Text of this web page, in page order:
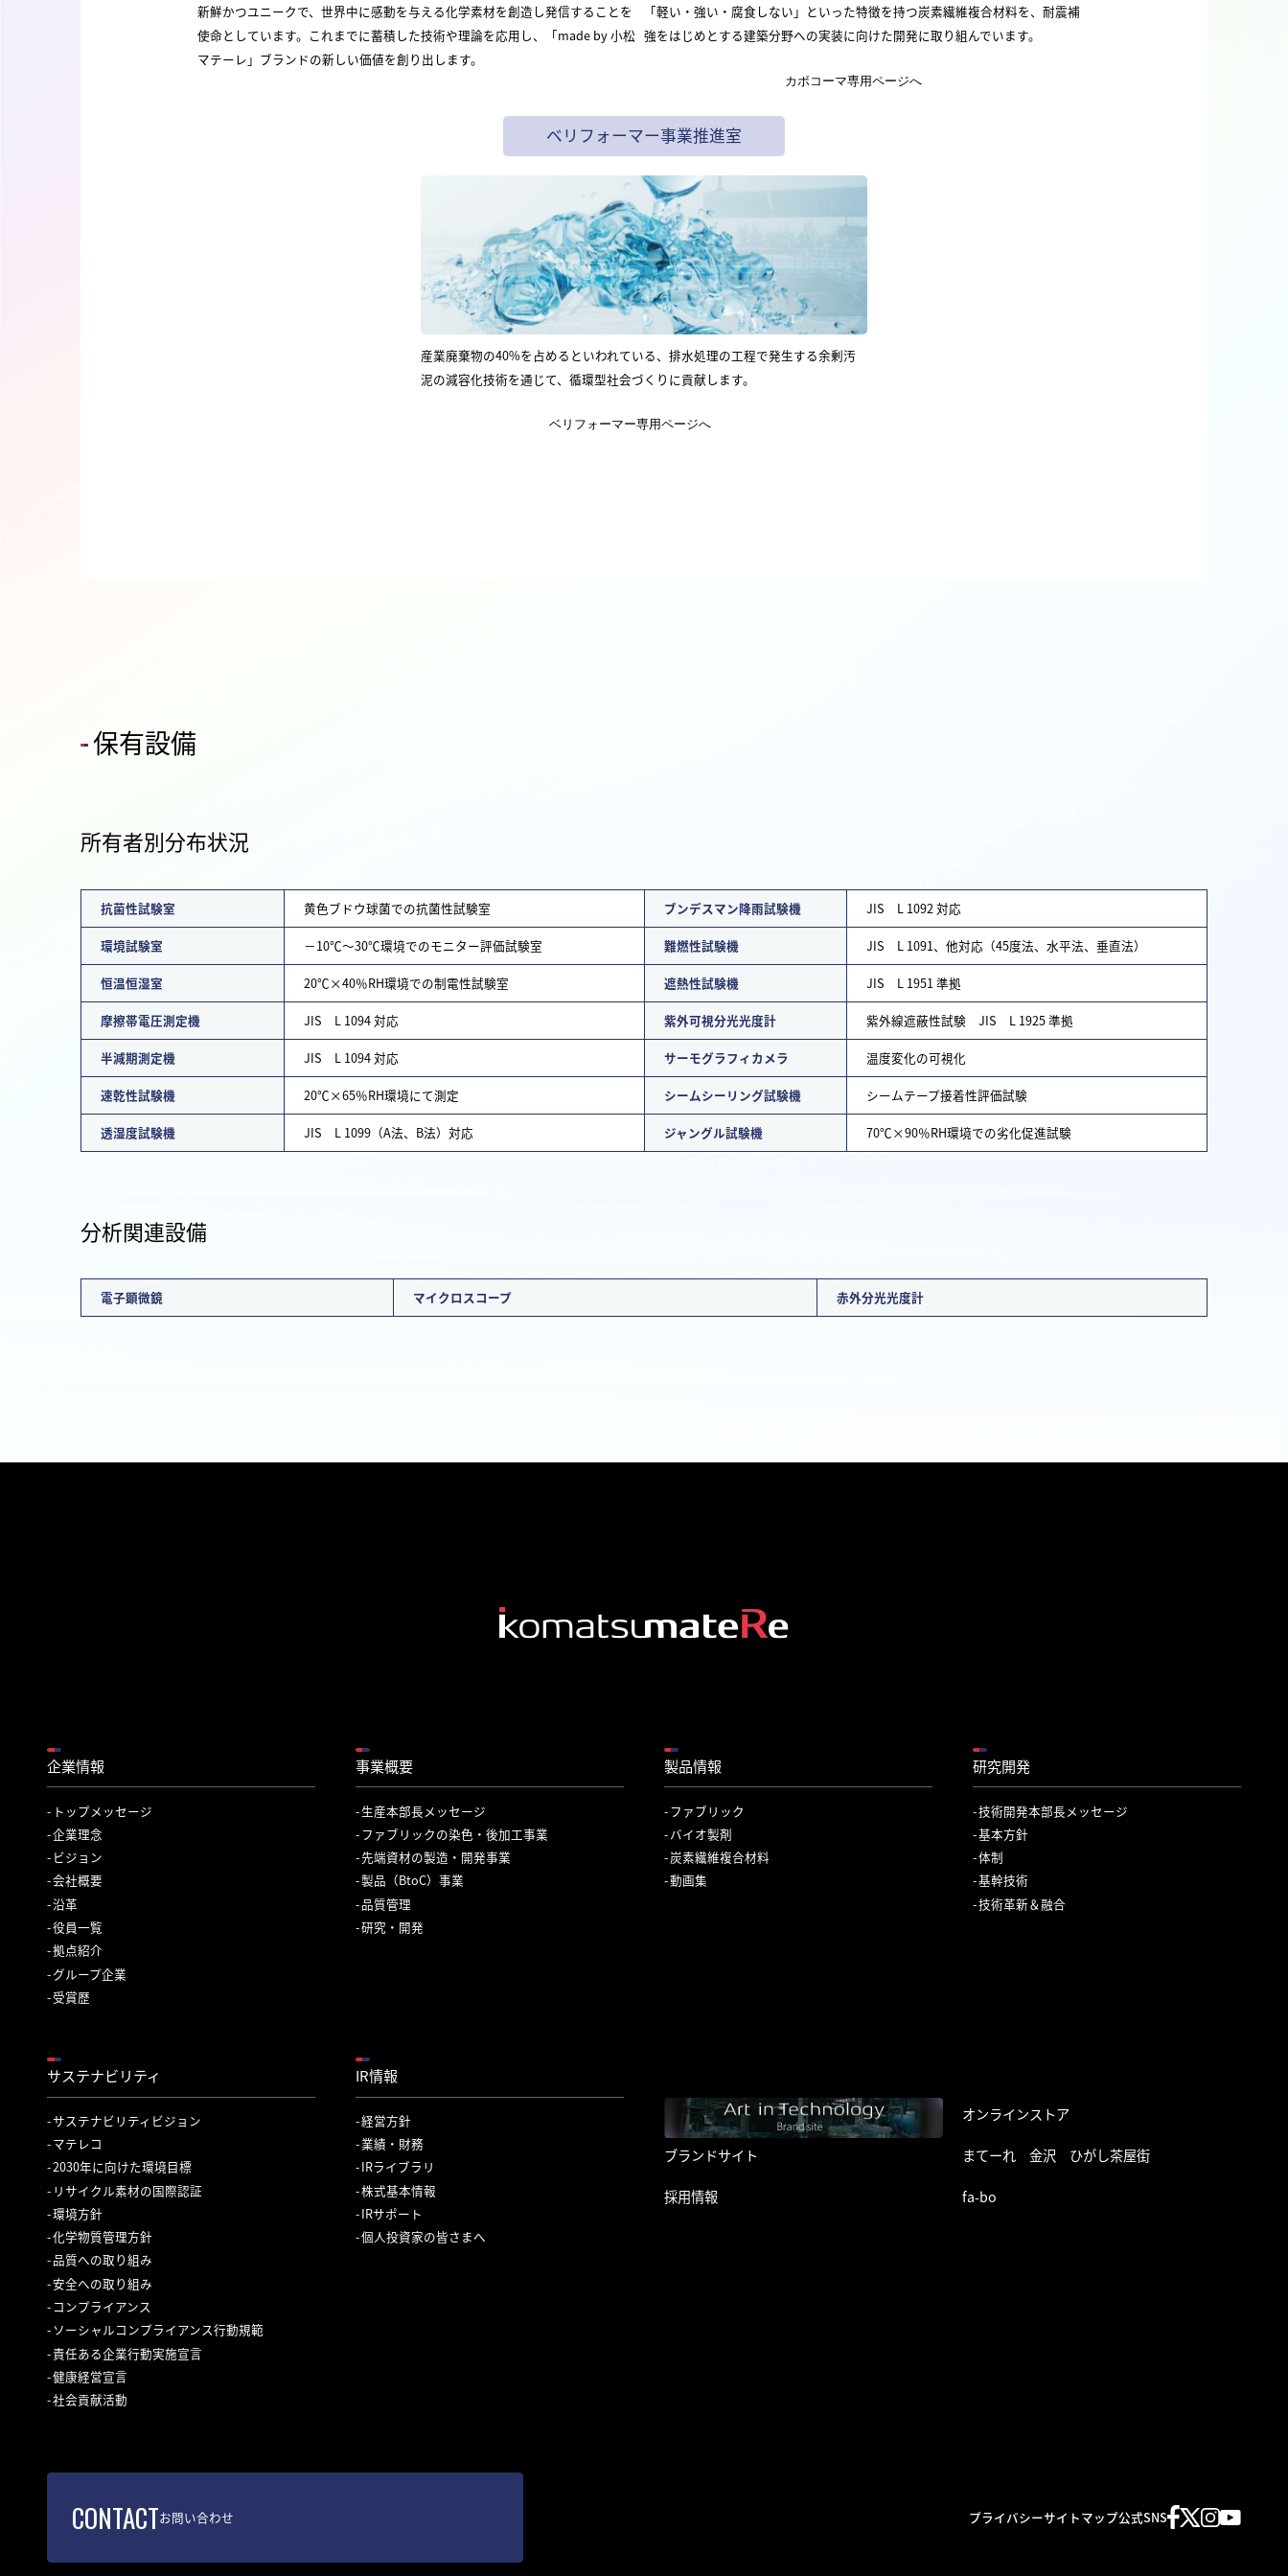
新鮮かつユニークで、世界中に感動を与える化学素材を創造し発信することを
使命としています。これまでに蓄積した技術や理論を応用し、「made by 小松
マテーレ」ブランドの新しい価値を創り出します。
「軽い・強い・腐食しない」といった特徴を持つ炭素繊維複合材料を、耐震補
強をはじめとする建築分野への実装に向けた開発に取り組んでいます。
カボコーマ専用ページへ
ベリフォーマー事業推進室
産業廃棄物の40%を占めるといわれている、排水処理の工程で発生する余剰汚
泥の減容化技術を通じて、循環型社会づくりに貢献します。
ベリフォーマー専用ページへ
保有設備
所有者別分布状況
抗菌性試験室 黄色ブドウ球菌での抗菌性試験室 ブンデスマン降雨試験機 JIS L 1092 対応
環境試験室 －10℃～30℃環境でのモニター評価試験室 難燃性試験機 JIS L 1091、他対応（45度法、水平法、垂直法）
恒温恒湿室 20℃×40％RH環境での制電性試験室 遮熱性試験機 JIS L 1951 準拠
摩擦帯電圧測定機 JIS L 1094 対応 紫外可視分光光度計 紫外線遮蔽性試験 JIS L 1925 準拠
半減期測定機 JIS L 1094 対応 サーモグラフィカメラ 温度変化の可視化
速乾性試験機 20℃×65％RH環境にて測定 シームシーリング試験機 シームテープ接着性評価試験
透湿度試験機 JIS L 1099（A法、B法）対応 ジャングル試験機 70℃×90％RH環境での劣化促進試験
分析関連設備
電子顕微鏡 マイクロスコープ 赤外分光光度計
企業情報
トップメッセージ
企業理念
ビジョン
会社概要
沿革
役員一覧
拠点紹介
グループ企業
受賞歴
事業概要
生産本部長メッセージ
ファブリックの染色・後加工事業
先端資材の製造・開発事業
製品（BtoC）事業
品質管理
研究・開発
製品情報
ファブリック
バイオ製剤
炭素繊維複合材料
動画集
研究開発
技術開発本部長メッセージ
基本方針
体制
基幹技術
技術革新＆融合
サステナビリティ
サステナビリティビジョン
マテレコ
2030年に向けた環境目標
リサイクル素材の国際認証
環境方針
化学物質管理方針
品質への取り組み
安全への取り組み
コンプライアンス
ソーシャルコンプライアンス行動規範
責任ある企業行動実施宣言
健康経営宣言
社会貢献活動
IR情報
経営方針
業績・財務
IRライブラリ
株式基本情報
IRサポート
個人投資家の皆さまへ
ブランドサイト
オンラインストア
まてーれ 金沢 ひがし茶屋街
採用情報 fa-bo
お問い合わせ プライバシーサイトマップ公式SNS